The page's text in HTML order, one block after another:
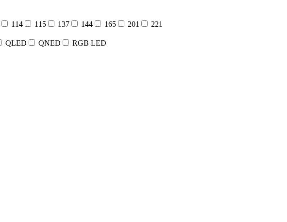
114 115 137 144 165 201
221
QLED QNED
RGB LED